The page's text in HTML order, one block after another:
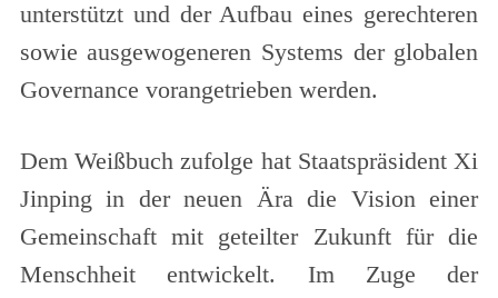
unterstützt und der Aufbau eines gerechteren
sowie ausgewogeneren Systems der globalen
Governance vorangetrieben werden.
Dem Weißbuch zufolge hat Staatspräsident Xi
Jinping in der neuen Ära die Vision einer
Gemeinschaft mit geteilter Zukunft für die
Menschheit entwickelt. Im Zuge der